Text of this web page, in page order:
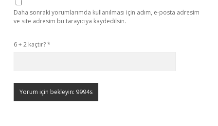
Daha sonraki yorumlarımda kullanılması için adım, e-posta adresim
ve site adresim bu tarayıcıya kaydedilsin.
6 + 2 kaçtır?*